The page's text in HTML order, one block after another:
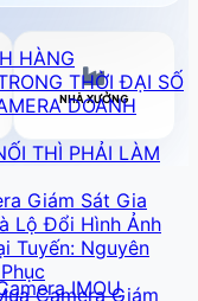
HÀNG
THỜI ĐẠI SỐ
DOANH
THÌ PHẢI LÀM
Giám Sát Gia
Lộ Đổi Hình Ảnh
Tuyến: Nguyên
Camera Giám
NHÀ XƯỞNG
IMOU